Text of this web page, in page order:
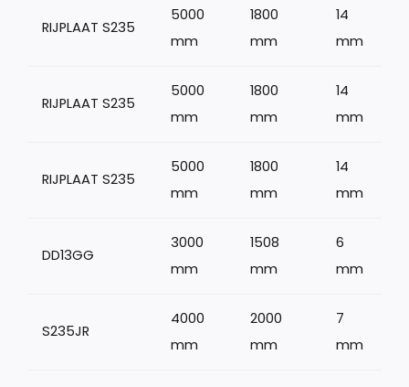
RIJPLAAT S235
5000
mm
1800
mm
14
mm
RIJPLAAT S235
5000
mm
1800
mm
14
mm
RIJPLAAT S235
5000
mm
1800
mm
14
mm
DD13GG
3000
mm
1508
mm
6
mm
S235JR
4000
mm
2000
mm
7
mm